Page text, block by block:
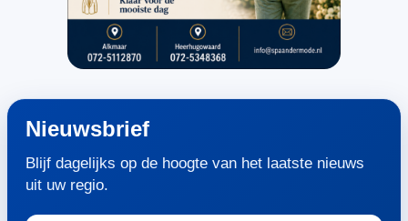
Nieuwsbrief
Blijf dagelijks op de hoogte van het laatste nieuws
uit uw regio.